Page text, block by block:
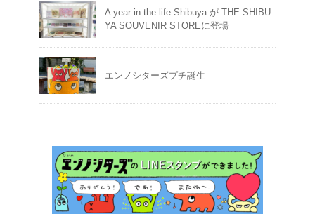
A year in the life Shibuya が THE SHIBU
YA SOUVENIR STOREに登場
エンノシターズプチ誕生